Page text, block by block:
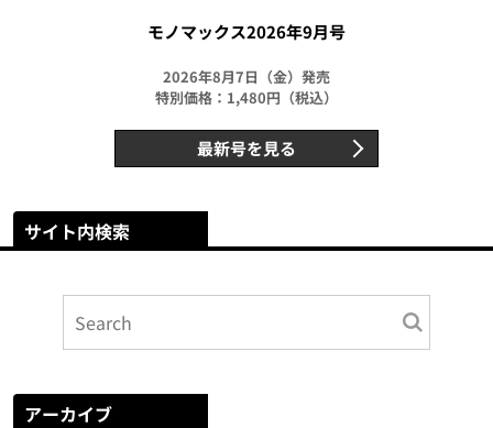
モノマックス2026年9月号
2026年8月7日（金）発売
特別価格：1,480円（税込）
最新号を見る
サイト内検索
アーカイブ